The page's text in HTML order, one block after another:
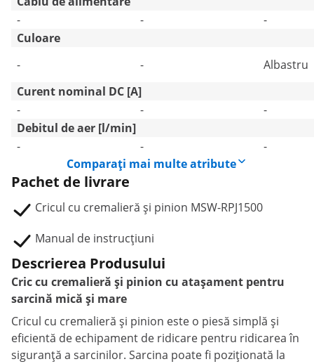
-
-
-
Culoare
-
-
Albastru
Curent nominal DC [A]
-
-
-
Debitul de aer [l/min]
-
-
-
Comparați mai multe atribute
Pachet de livrare
Cricul cu cremalieră și pinion MSW-RPJ1500
Manual de instrucțiuni
Descrierea Produsului
Cric cu cremalieră și pinion cu atașament pentru
sarcină mică și mare
Cricul cu cremalieră și pinion este o piesă simplă și
eficientă de echipament de ridicare pentru ridicarea în
siguranță a sarcinilor. Sarcina poate fi poziționată la